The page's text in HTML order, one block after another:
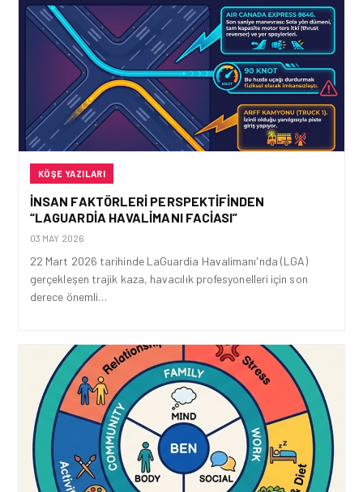
KÖŞE YAZILARI
İNSAN FAKTÖRLERI PERSPEKTIFINDEN
“LAGUARDIA HAVALIMANI FACIASI”
03 MAY 2026
22 Mart 2026 tarihinde LaGuardia Havalimanı'nda (LGA)
gerçekleşen trajik kaza, havacılık profesyonelleri için son
derece önemli…